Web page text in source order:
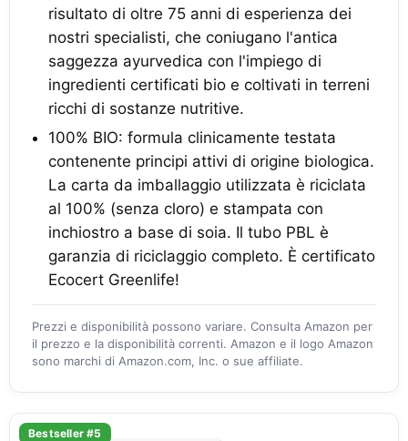
risultato di oltre 75 anni di esperienza dei
nostri specialisti, che coniugano l'antica
saggezza ayurvedica con l'impiego di
ingredienti certificati bio e coltivati in terreni
ricchi di sostanze nutritive.
100% BIO: formula clinicamente testata
contenente principi attivi di origine biologica.
La carta da imballaggio utilizzata è riciclata
al 100% (senza cloro) e stampata con
inchiostro a base di soia. Il tubo PBL è
garanzia di riciclaggio completo. È certificato
Ecocert Greenlife!
Prezzi e disponibilità possono variare. Consulta Amazon per
il prezzo e la disponibilità correnti. Amazon e il logo Amazon
sono marchi di Amazon.com, Inc. o sue affiliate.
Bestseller #5